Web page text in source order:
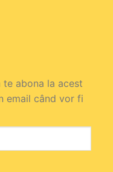
abona la acest
email când vor fi